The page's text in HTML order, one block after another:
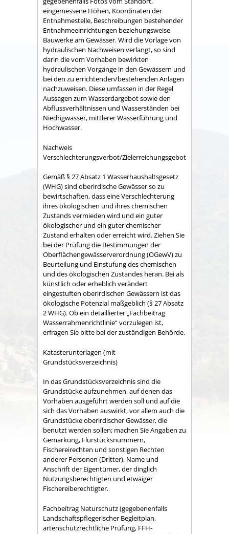
eingemessene Höhen, Koordinaten der
Entnahmestelle, Beschreibungen bestehender
Entnahmeeinrichtungen beziehungsweise
Bauwerke am Gewässer. Wird die Vorlage von
hydraulischen Nachweisen verlangt, so sind
darin die vom Vorhaben bewirkten
hydraulischen Vorgänge in den Gewässern und
bei den zu errichtenden/bestehenden Anlagen
nachzuweisen. Diese umfassen in der Regel
Aussagen zum Wasserdargebot sowie den
Abflussverhältnissen und Wasserständen bei
Niedrigwasser, mittlerer Wasserführung und
Hochwasser.
Nachweis
Verschlechterungsverbot/Zielerreichungsgebot
Gemäß § 27 Absatz 1 Wasserhaushaltsgesetz
(WHG) sind oberirdische Gewässer so zu
bewirtschaften, dass eine Verschlechterung
ihres ökologischen und ihres chemischen
Zustands vermieden wird und ein guter
ökologischer und ein guter chemischer
Zustand erhalten oder erreicht wird. Ziehen Sie
bei der Prüfung die Bestimmungen der
Oberflächengewässerverordnung (OGewV) zu
Beurteilung und Einstufung des chemischen
und des ökologischen Zustandes heran. Bei als
künstlich oder erheblich verändert
eingestuften oberirdischen Gewässern ist das
ökologische Potenzial maßgeblich (§ 27 Absatz
2 WHG). Ob ein detaillierter „Fachbeitrag
Wasserrahmenrichtlinie“ vorzulegen ist,
erfragen Sie bitte bei der zuständigen Behörde.
Katasterunterlagen (mit
Grundstücksverzeichnis)
In das Grundstücksverzeichnis sind die
Grundstücke aufzunehmen, auf denen das
Vorhaben ausgeführt werden soll und auf die
sich das Vorhaben auswirkt, vor allem auch die
Grundstücke oberirdischer Gewässer, die
benutzt werden sollen; machen Sie Angaben zu
Gemarkung, Flurstücksnummern,
Fischereirechten und sonstigen Rechten
anderer Personen (Dritter), Name und
Anschrift der Eigentümer, der dinglich
Nutzungsberechtigten und etwaiger
Fischereiberechtigter.
Fachbeitrag Naturschutz (gegebenenfalls
Landschaftspflegerischer Begleitplan,
artenschutzrechtliche Prüfung, FFH-